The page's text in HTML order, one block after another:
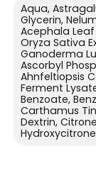
Aqua,
Glycerin,
Acephala
Oryza Sativa
Ganoderma
Ascorbyl
Ahnfeltiopsis
Ferment
Benzoate,
Carthamus
Dextrin,